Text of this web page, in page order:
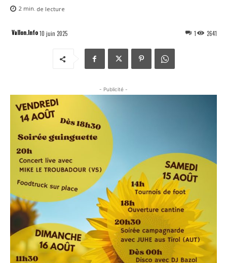
2 min. de lecture
Vallon.Info10 juin 2025 2641
1
- Publicité -